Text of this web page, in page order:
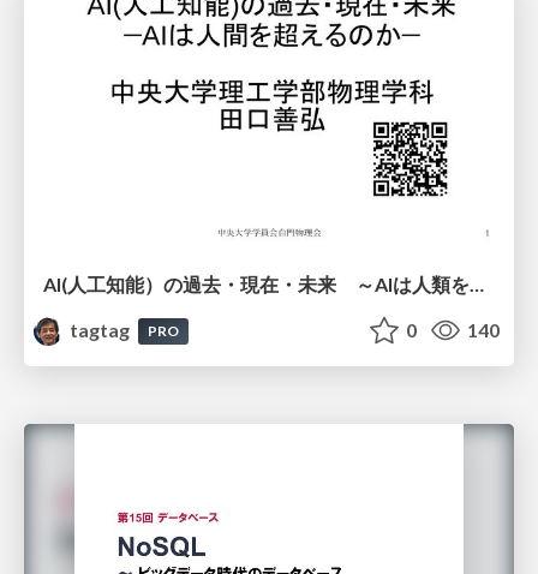
AI(人工知能）の過去・現在・未来 ～AIは人類を越えるのか～
tagtag
PRO 0 140